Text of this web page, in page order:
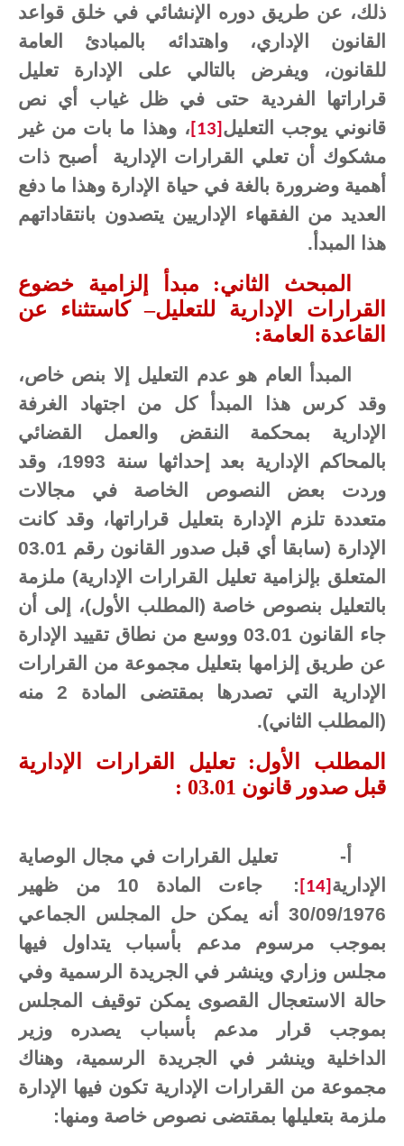
ذلك، عن طريق دوره الإنشائي في خلق قواعد
القانون الإداري، واهتدائه بالمبادئ العامة
للقانون، ويفرض بالتالي على الإدارة تعليل
قراراتها الفردية حتى في ظل غياب أي نص
قانوني يوجب التعليل[13]، وهذا ما بات من غير
مشكوك أن تعلي القرارات الإدارية
أصبح ذات
أهمية وضرورة بالغة في حياة الإدارة وهذا ما دفع
العديد من الفقهاء الإداريين يتصدون بانتقاداتهم
هذا المبدأ.
المبحث الثاني: مبدأ إلزامية خضوع
القرارات الإدارية للتعليل– كاستثناء عن
القاعدة العامة:
المبدأ العام هو عدم التعليل إلا بنص خاص،
وقد كرس هذا المبدأ كل من اجتهاد الغرفة
الإدارية بمحكمة النقض والعمل القضائي
بالمحاكم الإدارية بعد إحداثها سنة 1993، وقد
وردت بعض النصوص الخاصة في مجالات
متعددة تلزم الإدارة بتعليل قراراتها، وقد كانت
الإدارة (سابقا أي قبل صدور القانون رقم 03.01
المتعلق بإلزامية تعليل القرارات الإدارية) ملزمة
بالتعليل بنصوص خاصة (المطلب الأول)، إلى أن
جاء القانون 03.01 ووسع من نطاق تقييد الإدارة
عن طريق إلزامها بتعليل مجموعة من القرارات
الإدارية التي تصدرها بمقتضى المادة 2 منه
(المطلب الثاني).
المطلب الأول: تعليل القرارات الإدارية
قبل صدور قانون 03.01 :
أ‌-
تعليل القرارات في مجال الوصاية
الإدارية [14]
:
جاءت المادة 10 من ظهير
30/09/1976 أنه يمكن حل المجلس الجماعي
بموجب مرسوم مدعم بأسباب يتداول فيها
مجلس وزاري وينشر في الجريدة الرسمية وفي
حالة الاستعجال القصوى يمكن توقيف المجلس
بموجب قرار مدعم بأسباب يصدره وزير
الداخلية وينشر في الجريدة الرسمية، وهناك
مجموعة من القرارات الإدارية تكون فيها الإدارة
ملزمة بتعليلها بمقتضى نصوص خاصة ومنها: